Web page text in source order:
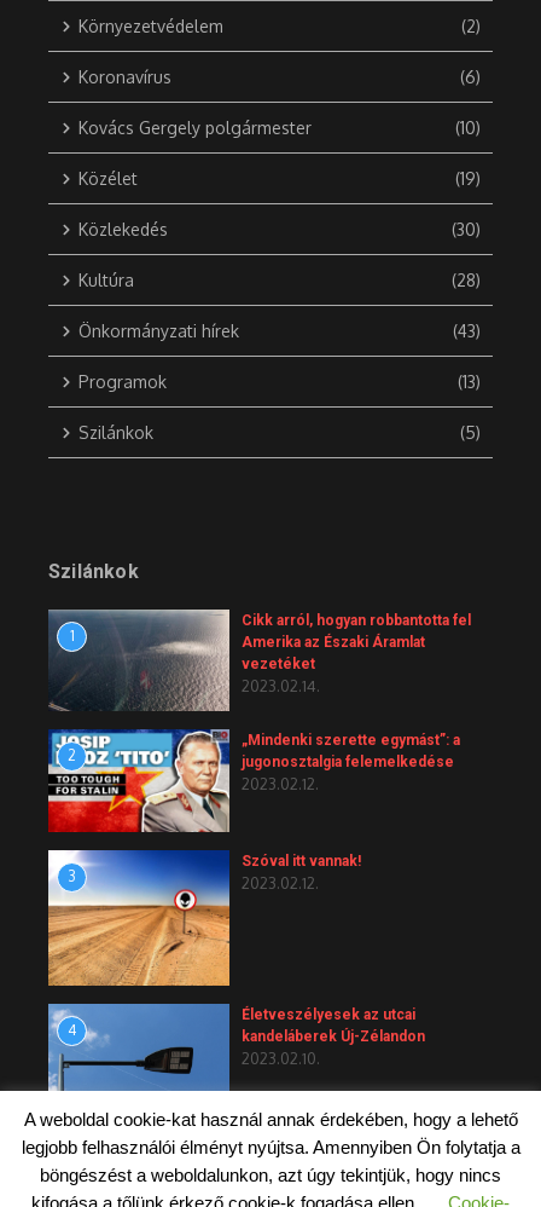
Környezetvédelem (2)
Koronavírus (6)
Kovács Gergely polgármester (10)
Közélet (19)
Közlekedés (30)
Kultúra (28)
Önkormányzati hírek (43)
Programok (13)
Szilánkok (5)
Szilánkok
1
Cikk arról, hogyan robbantotta fel
Amerika az Északi Áramlat
vezetéket
2023.02.14.
2
„Mindenki szerette egymást”: a
jugonosztalgia felemelkedése
2023.02.12.
3
Szóval itt vannak!
2023.02.12.
4
Életveszélyesek az utcai
kandeláberek Új-Zélandon
2023.02.10.
A weboldal cookie-kat használ annak érdekében, hogy a lehető
legjobb felhasználói élményt nyújtsa. Amennyiben Ön folytatja a
böngészést a weboldalunkon, azt úgy tekintjük, hogy nincs
kifogása a tőlünk érkező cookie-k fogadása ellen.
Cookie-